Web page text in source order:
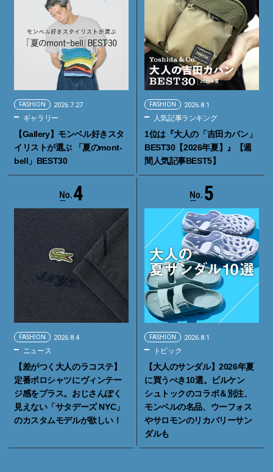
FASHION 2026.7.27
ギャラリー
【Gallery】モンベル好きスタ
イリストが選ぶ 「夏のmont-
bell」BEST30
FASHION 2026.8.1
人気記事ランキング
1位は『大人の「吉田カバン」
BEST30【2026年夏】』【週
間人気記事BEST5】
4
FASHION 2026.8.4
ニュース
【差がつく大人のラコステ】
定番ポロシャツにヴィンテー
ジ感をプラス。おじさんぽく
見えない「サタデーズ NYC」
のカスタムモデルが欲しい！
5
FASHION 2026.8.1
トピック
【大人のサンダル】2026年夏
に買うべき10選。ビルケン
シュトックのコラボ＆別注、
モンベルの名品、ウーフォス
やサロモンのリカバリーサン
ダルも